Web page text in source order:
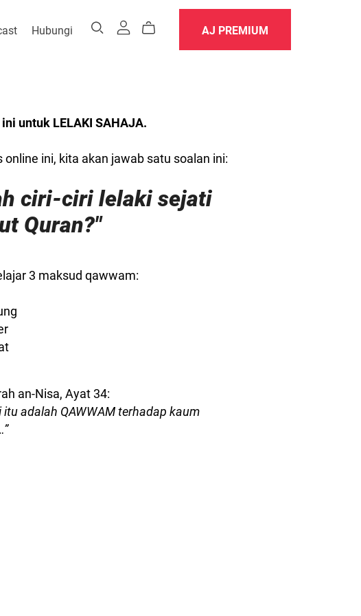
Hubungi AJ PREMIUM
untuk LELAKI SAHAJA.
online ini, kita akan jawab satu soalan ini:
ciri-ciri lelaki sejati
Quran?"
3 maksud qawwam:
an-Nisa, Ayat 34:
itu adalah QAWWAM terhadap kaum